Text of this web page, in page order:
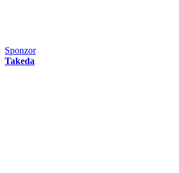
Sponzor
Takeda